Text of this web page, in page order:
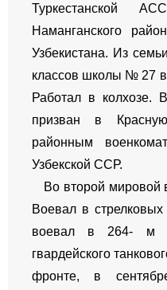
Туркестанской
Наманганского
Узбекистана. Из
классов школы № 27 в
Работал в колхозе.
призван в
районным
Узбекской ССР.
Во второй мировой
Воевал в
воевал в 264- м
гвардейского
фронте, в